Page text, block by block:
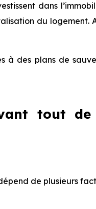
dans
du logement.
à des plans de
tout
de plusieurs